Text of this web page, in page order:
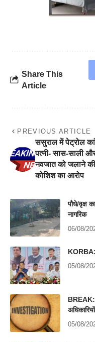
Share This
Article
PREVIOUS ARTICLE
ससुराल में पेट्रोल
पत्नी- सास-साली
नवजात को जलाने की
कोशिश का आरोप
पौधे/वृक्ष
नागरिक
06/08/
KORBA:
05/08/
05/08/